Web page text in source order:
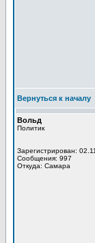
Вернуться к началу
Вольд
Политик
Зарегистрирован:
Сообщения: 997
Откуда: Самара